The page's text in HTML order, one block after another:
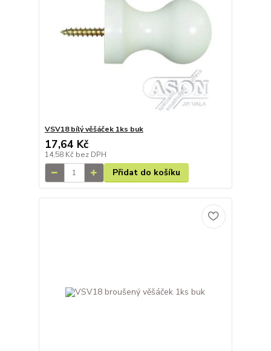
VSV18 bílý věšáček 1ks buk
17,64 Kč
14,58 Kč bez DPH
Přidat do košíku